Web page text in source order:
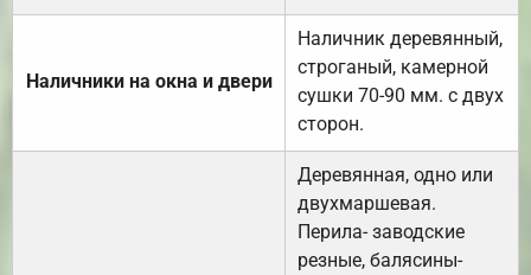
Наличники на окна и двери
Наличник деревянный,
строганый, камерной
сушки 70-90 мм. с двух
сторон.
Деревянная, одно или
двухмаршевая.
Перила- заводские
резные, балясины-